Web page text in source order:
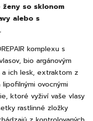
ženy so sklonom
alebo s
komplexu s
bio argánovým
a ich lesk, extraktom z
ovocnými
ktoré vyživí vaše vlasy
rastlinné zložky